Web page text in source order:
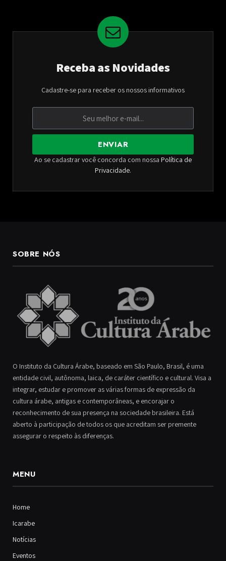
Receba as Novidades
Cadastre-se para receber os nossos informativos
ENVIAR
Ao se cadastrar você concorda com nossa Política de
Privacidade.
SOBRE NÓS
O Instituto da Cultura Árabe, baseado em São Paulo, Brasil, é uma
entidade civil, autônoma, laica, de caráter científico e cultural. Visa a
integrar, estudar e promover as várias formas de expressão da
cultura árabe, antigas e contemporâneas, e encorajar o
reconhecimento de sua presença na sociedade brasileira. Está
aberto à participação de todos os que acreditam ser premente
assegurar o respeito às diferenças.
MENU
Home
Icarabe
Notícias
Eventos